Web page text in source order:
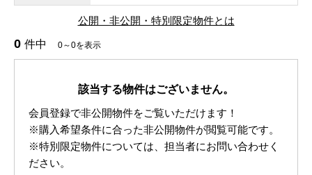
公開・非公開・特別限定物件とは
0 件中 0～0を表示
該当する物件はございません。
会員登録で非公開物件をご覧いただけます！
※購入希望条件に合った非公開物件が閲覧可能です。
※特別限定物件については、担当者にお問い合わせく
ださい。